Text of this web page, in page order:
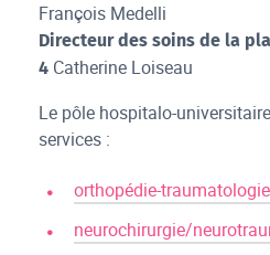
François Medelli
Directeur des soins de la
4 Catherine Loiseau
Le pôle hospitalo-
services :
orthopédie-traumatologie
neurochirurgie/